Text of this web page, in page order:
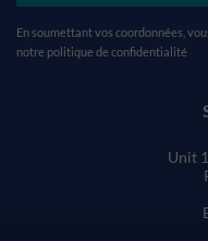
En soumettant vos coordonnées,
notre politique de confidentialité
Unit